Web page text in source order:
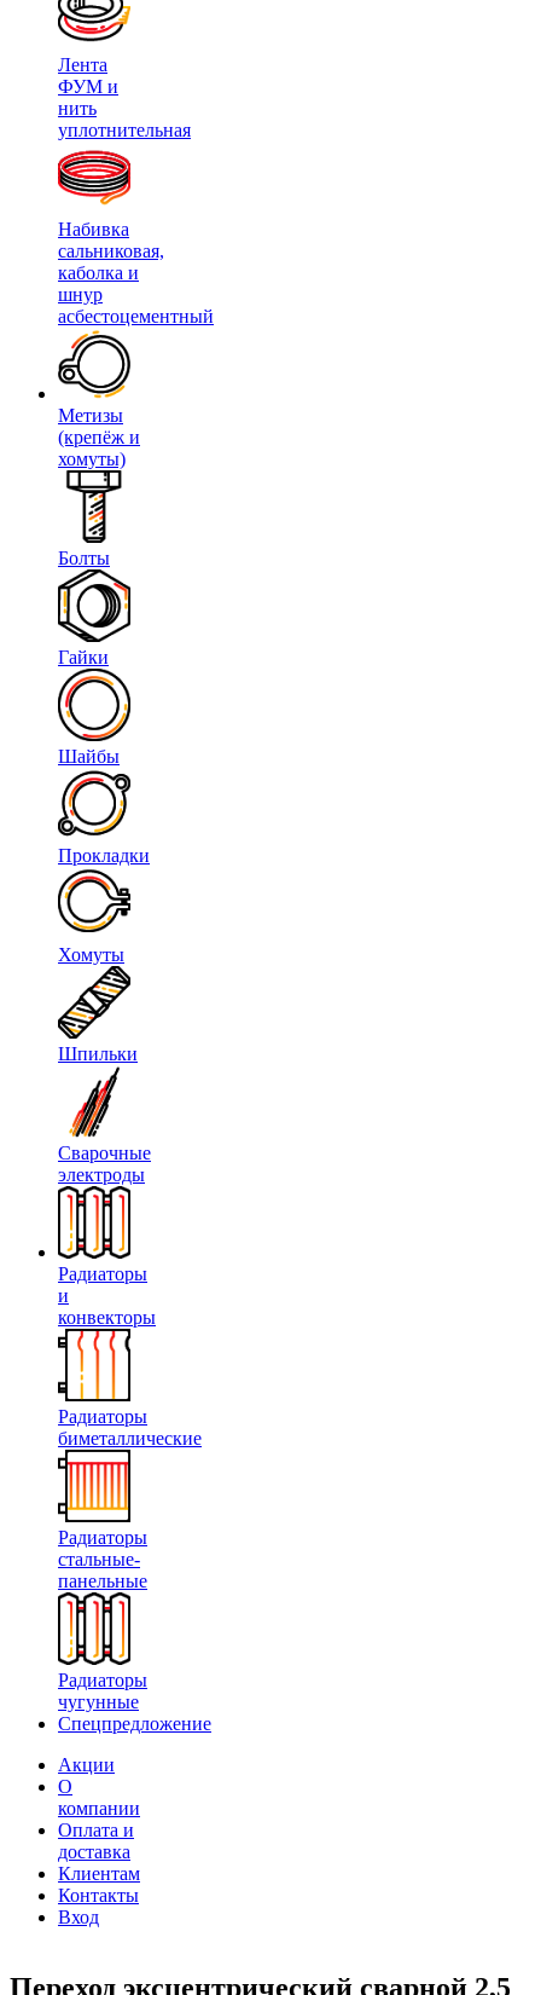
Лента
ФУМ и
нить
уплотнительная
Набивка
сальниковая,
каболка и
шнур
асбестоцементный
Метизы
(крепёж и
хомуты)
Болты
Гайки
Шайбы
Прокладки
Хомуты
Шпильки
Сварочные
электроды
Радиаторы
и
конвекторы
Радиаторы
биметаллические
Радиаторы
стальные-
панельные
Радиаторы
чугунные
Спецпредложение
Акции
О
компании
Оплата и
доставка
Клиентам
Контакты
Вход
Переход эксцентрический сварной 2,5